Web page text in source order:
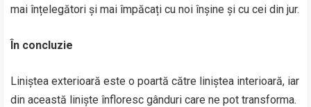
mai înțelegători și mai împăcați cu noi înșine și cu cei din jur.
În concluzie
Liniștea exterioară este o poartă către liniștea interioară, iar
din această liniște înfloresc gânduri care ne pot transforma.